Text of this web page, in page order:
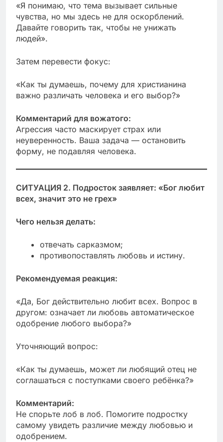
«Я понимаю, что тема вызывает сильные
чувства, но мы здесь не для оскорблений.
Давайте говорить так, чтобы не унижать
людей».
Затем перевести фокус:
«Как ты думаешь, почему для христианина
важно различать человека и его выбор?»
Комментарий для вожатого:
Агрессия часто маскирует страх или
неуверенность. Ваша задача — остановить
форму, не подавляя человека.
СИТУАЦИЯ 2. Подросток заявляет: «Бог любит
всех, значит это не грех»
Чего нельзя делать:
отвечать сарказмом;
противопоставлять любовь и истину.
Рекомендуемая реакция:
«Да, Бог действительно любит всех. Вопрос в
другом: означает ли любовь автоматическое
одобрение любого выбора?»
Уточняющий вопрос:
«Как ты думаешь, может ли любящий отец не
соглашаться с поступками своего ребёнка?»
Комментарий:
Не спорьте лоб в лоб. Помогите подростку
самому увидеть различие между любовью и
одобрением.